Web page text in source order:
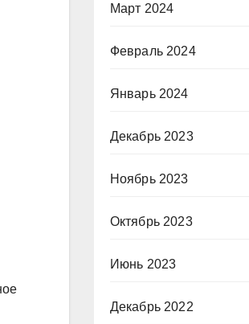
Март 2024
Февраль 2024
Январь 2024
Декабрь 2023
Ноябрь 2023
Октябрь 2023
Июнь 2023
Декабрь 2022